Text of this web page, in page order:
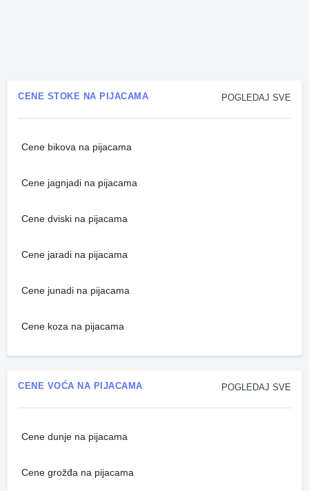
POGLEDAJ SVE
CENE STOKE NA PIJACAMA
Cene bikova na pijacama
Cene jagnjadi na pijacama
Cene dviski na pijacama
Cene jaradi na pijacama
Cene junadi na pijacama
Cene koza na pijacama
POGLEDAJ SVE
CENE VOĆA NA PIJACAMA
Cene dunje na pijacama
Cene grožđa na pijacama